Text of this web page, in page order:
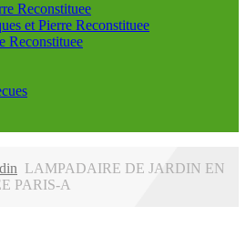
Reconstituee
et Pierre Reconstituee
Reconstituee
LAMPADAIRE DE JARDIN EN
PARIS-A